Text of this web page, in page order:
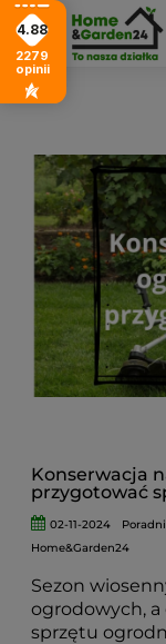
Konserwacja
przygotować
02-11-2024
Home&Garden24
Sezon
ogrodowych,
sprzętu
4.88
2279
opinii